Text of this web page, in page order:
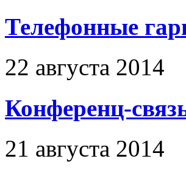
Телефонные
22 августа 2014
Конференц-
21 августа 2014